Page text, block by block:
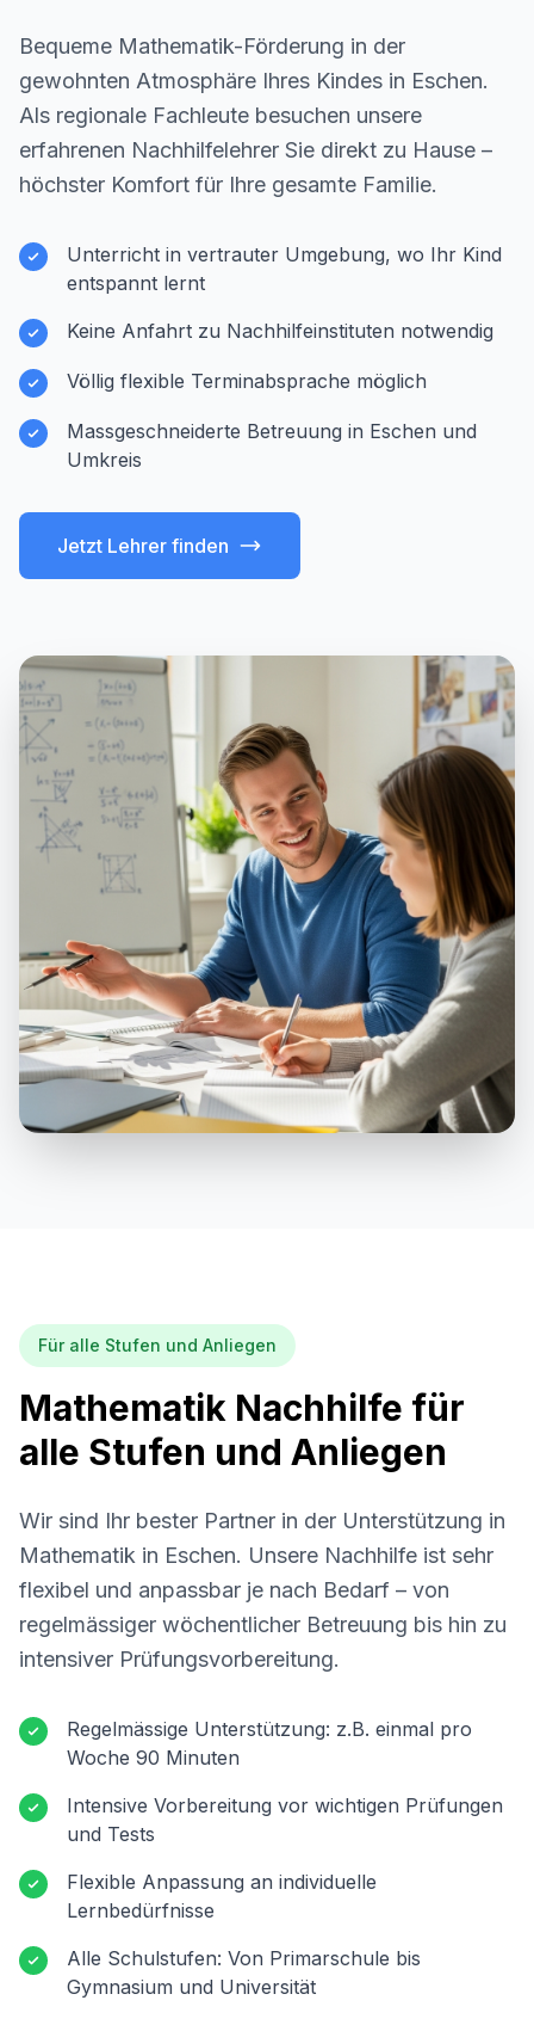
Bequeme Mathematik-Förderung in der
gewohnten Atmosphäre Ihres Kindes in Eschen.
Als regionale Fachleute besuchen unsere
erfahrenen Nachhilfelehrer Sie direkt zu Hause –
höchster Komfort für Ihre gesamte Familie.
Unterricht in vertrauter Umgebung, wo Ihr Kind
entspannt lernt
Keine Anfahrt zu Nachhilfeinstituten notwendig
Völlig flexible Terminabsprache möglich
Massgeschneiderte Betreuung in Eschen und
Umkreis
Jetzt Lehrer finden
Für alle Stufen und Anliegen
Mathematik Nachhilfe für
alle Stufen und Anliegen
Wir sind Ihr bester Partner in der Unterstützung in
Mathematik in Eschen. Unsere Nachhilfe ist sehr
flexibel und anpassbar je nach Bedarf – von
regelmässiger wöchentlicher Betreuung bis hin zu
intensiver Prüfungsvorbereitung.
Regelmässige Unterstützung: z.B. einmal pro
Woche 90 Minuten
Intensive Vorbereitung vor wichtigen Prüfungen
und Tests
Flexible Anpassung an individuelle
Lernbedürfnisse
Alle Schulstufen: Von Primarschule bis
Gymnasium und Universität